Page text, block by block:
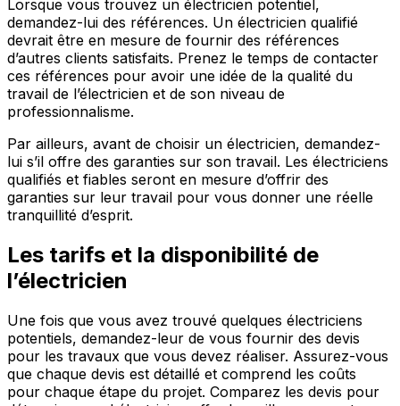
Lorsque vous trouvez un électricien potentiel,
demandez-lui des références. Un électricien qualifié
devrait être en mesure de fournir des références
d’autres clients satisfaits. Prenez le temps de contacter
ces références pour avoir une idée de la qualité du
travail de l’électricien et de son niveau de
professionnalisme.
Par ailleurs, avant de choisir un électricien, demandez-
lui s’il offre des garanties sur son travail. Les électriciens
qualifiés et fiables seront en mesure d’offrir des
garanties sur leur travail pour vous donner une réelle
tranquillité d’esprit.
Les tarifs et la disponibilité de
l’électricien
Une fois que vous avez trouvé quelques électriciens
potentiels, demandez-leur de vous fournir des devis
pour les travaux que vous devez réaliser. Assurez-vous
que chaque devis est détaillé et comprend les coûts
pour chaque étape du projet. Comparez les devis pour